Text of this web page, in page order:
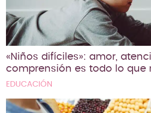
«Niños difíciles»: amor,
comprensión es todo lo que
EDUCACIÓN